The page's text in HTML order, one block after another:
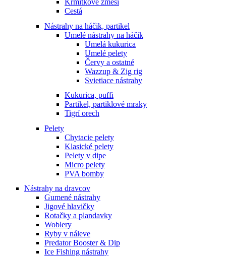
Krmítkové zmesi
Cestá
Nástrahy na háčik, partikel
Umelé nástrahy na háčik
Umelá kukurica
Umelé pelety
Červy a ostatné
Wazzup & Zig rig
Svietiace nástrahy
Kukurica, puffi
Partikel, partiklové mraky
Tigrí orech
Pelety
Chytacie pelety
Klasické pelety
Pelety v dipe
Micro pelety
PVA bomby
Nástrahy na dravcov
Gumené nástrahy
Jigové hlavičky
Rotačky a plandavky
Woblery
Ryby v náleve
Predator Booster & Dip
Ice Fishing nástrahy